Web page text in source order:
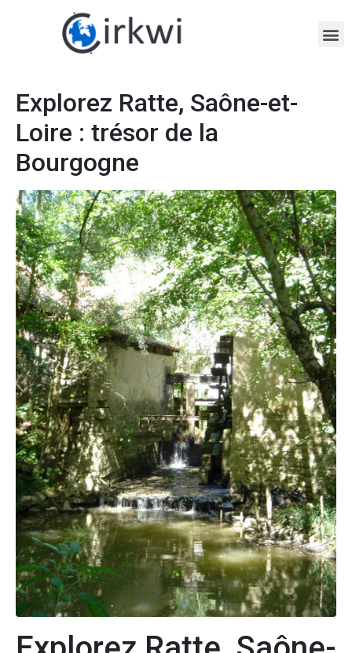
Explorez Ratte, Saône-et-
Loire : trésor de la
Bourgogne